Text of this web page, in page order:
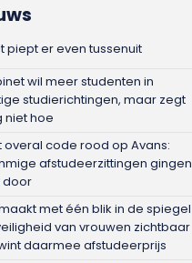
piept er even tussenuit
wil meer studenten in
studierichtingen, maar zegt
niet hoe
overal code rood op Avans:
afstudeerzittingen gingen
door
met één blik in de spiegel
van vrouwen zichtbaar
daarmee afstudeerprijs